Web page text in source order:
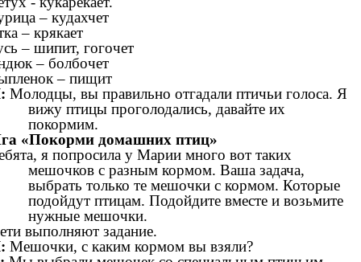
– кудахчет
– крякает
– шипит, гогочет
– болбочет
– пищит
Молодцы, вы правильно отгадали птичьи голоса. Я
вижу птицы проголодались, давайте их
покормим.
«Покорми домашних птиц»
я попросила у Марии много вот таких
мешочков с разным кормом. Ваша задача,
выбрать только те мешочки с кормом. Которые
подойдут птицам. Подойдите вместе и возьмите
нужные мешочки.
выполняют задание.
Мешочки, с каким кормом вы взяли?